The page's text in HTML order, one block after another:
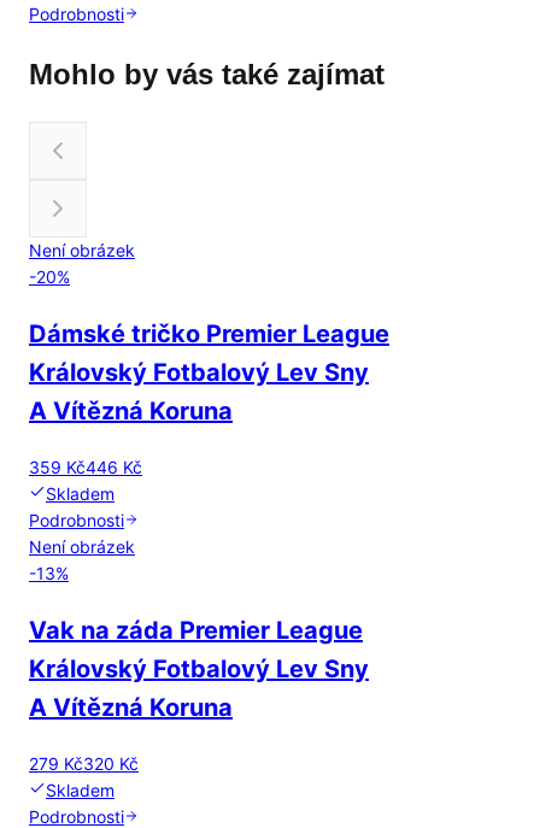
Podrobnosti
Mohlo by vás také zajímat
Není obrázek
-20%
Dámské tričko Premier League
Královský Fotbalový Lev Sny
A Vítězná Koruna
359 Kč446 Kč
Skladem
Podrobnosti
Není obrázek
-13%
Vak na záda Premier League
Královský Fotbalový Lev Sny
A Vítězná Koruna
279 Kč320 Kč
Skladem
Podrobnosti